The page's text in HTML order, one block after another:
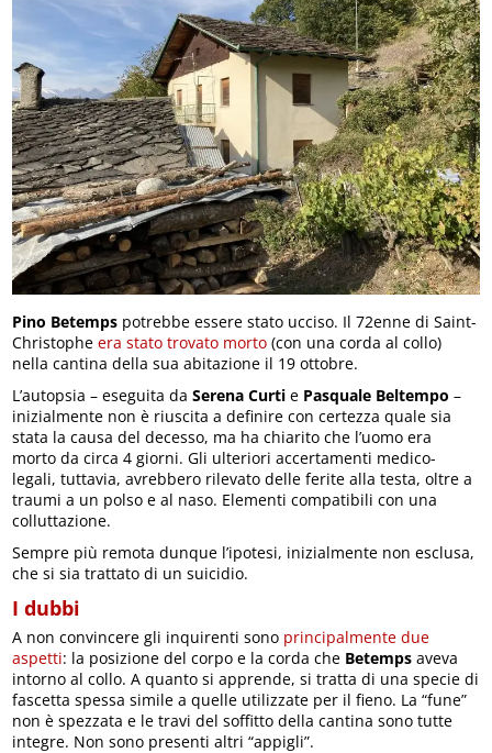
Pino Betemps potrebbe essere stato ucciso. Il 72enne di Saint-
Christopheera stato trovato morto (con una corda al collo)
nella cantina della sua abitazione il 19 ottobre.
L’autopsia – eseguita daSerena Curti e Pasquale Beltempo –
inizialmente non è riuscita a definire con certezza quale sia
stata la causa del decesso, ma ha chiarito che l’uomo era
morto da circa 4 giorni. Gli ulteriori accertamenti medico-
legali, tuttavia, avrebbero rilevato delle ferite alla testa, oltre a
traumi a un polso e al naso. Elementi compatibili con una
colluttazione.
Sempre più remota dunque l’ipotesi, inizialmente non esclusa,
che si sia trattato di un suicidio.
I dubbi
A non convincere gli inquirenti sono principalmente due
aspetti: la posizione del corpo e la corda che Betemps aveva
intorno al collo. A quanto si apprende, si tratta di una specie di
fascetta spessa simile a quelle utilizzate per il fieno. La “fune”
non è spezzata e le travi del soffitto della cantina sono tutte
integre. Non sono presenti altri “appigli”.